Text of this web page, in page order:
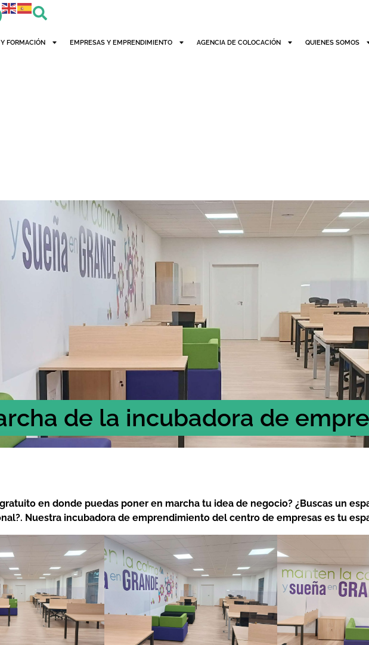
FORMACIÓN EMPRESAS Y EMPRENDIMIENTO AGENCIA DE COLOCACIÓN QUIENES SOMOS
de la incubadora de
en donde puedas poner en marcha tu idea de negocio? ¿Buscas un
Nuestra incubadora de emprendimiento del centro de empresas es tu